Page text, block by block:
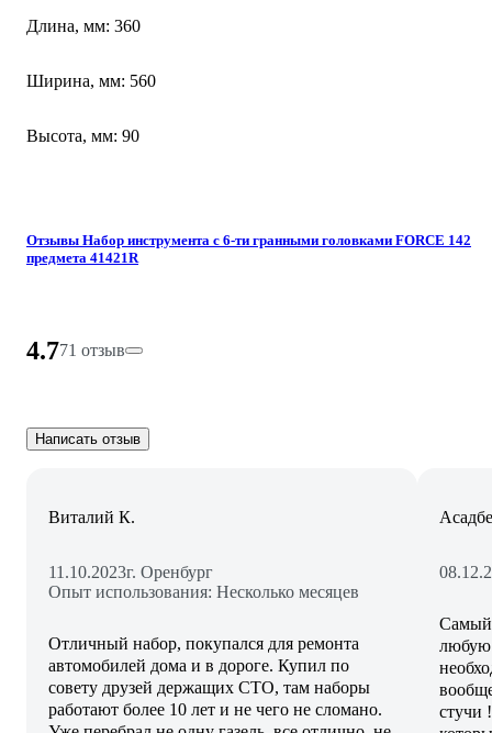
Длина, мм: 360
Ширина, мм: 560
Высота, мм: 90
Отзывы Набор инструмента с 6-ти гранными головками FORCE 142
предмета 41421R
4.771 отзыв
Написать отзыв
Виталий К.
11.10.2023г. Оренбург
Опыт использования: Несколько месяцев
Отличный набор, покупался для ремонта
автомобилей дома и в дороге. Купил по
совету друзей держащих СТО, там наборы
работают более 10 лет и не чего не сломано.
Самый
любую
стучи